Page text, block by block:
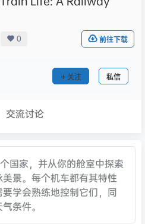
0 前往下载
关注 私信
交流讨论
国家，并从你的舱室中探索
景。每个机车都有其特性
要学会熟练地控制它们，同
条件。